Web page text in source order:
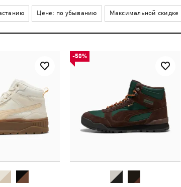
Цене: по убыванию Максимальной скидке
-50%